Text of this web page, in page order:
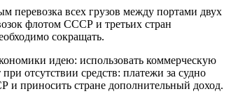
перевозка всех грузов между портами двух
флотом СССР и третьих стран
сокращать.
идею: использовать коммерческую
отсутствии средств: платежи за судно
и приносить стране дополнительный доход.